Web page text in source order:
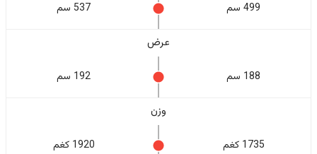
499 سم 537 سم
عرض
188 سم 192 سم
وزن
1735 كغم 1920 كغم